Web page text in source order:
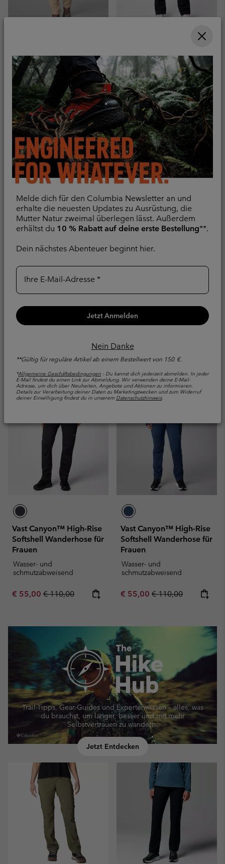
Melde dich für den Columbia Newsletter an und
erhalte die neuesten Updates zu Ausrüstung, die
Mutter Natur zweimal überlegen lässt. Außerdem
erhältst du 10 % Rabatt auf deine erste Bestellung**.
Dein nächstes Abenteuer beginnt hier.
Ihre E-Mail-Adresse
Jetzt Anmelden
Nein Danke
**Gültig für reguläre Artikel ab einem Bestellwert von 150 €.
*Allgemeine Geschäftsbedingungen : Du kannst dich jederzeit abmelden. In jeder
E-Mail findest du einen Link zur Abmeldung. Wir verwenden deine E-Mail-
Adresse, um dich über Neuheiten, Angebote und Aktionen zu informieren.
Details zur Verarbeitung deiner Daten zu Marketingzwecken und zum Widerruf
deiner Einwilligung findest du in unserem Datenschutzhinweis.
Silver Ridge Utility™
Convertible Wanderhose
für Frauen
Convertible
Regular price:
€ 80,00
Vast Canyon™ Omni-
Heat™ Infinity Softshell
Wanderhose für Frauen
Wasser- und
schmutzabweisend
Sale price:
€ 65,00Regular price:
€ 130,00
hochgeschnittene Hose
für Frauen
Regular price:
€ 90,00
hochgeschnittene Hose
für Frauen
Regular price:
€ 90,00
Vast Canyon™ High-Rise
Softshell Wanderhose für
Frauen
Wasser- und
schmutzabweisend
Sale price:
€ 55,00 Regular price:
€ 110,00
Vast Canyon™ High-Rise
Softshell Wanderhose für
Frauen
Wasser- und
schmutzabweisend
Sale price:
€ 55,00 Regular price:
€ 110,00
Trail-Tipps, Gear-Guides und Expertenwissen – alles, was
du brauchst, um länger, besser und mit mehr
Selbstvertrauen zu wandern.
Jetzt Entdecken